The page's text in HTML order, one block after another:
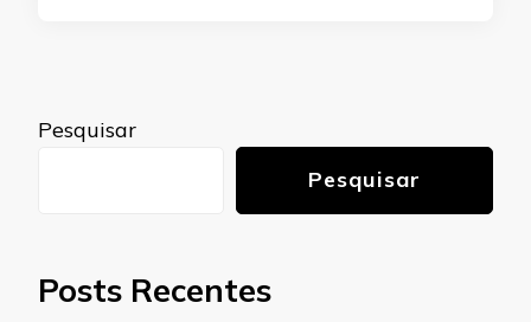
Pesquisar
Pesquisar
Posts Recentes